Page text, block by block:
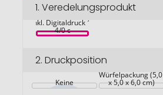
Bildgalerie
springen
1. Veredelungsprodukt
wahlweise
Blumenmischung,
inkl. Digitaldruck 1-
4/0 c
2. Druckposition
Keine
Würfelpackung (5,0
x 5,0 x 6,0 cm)